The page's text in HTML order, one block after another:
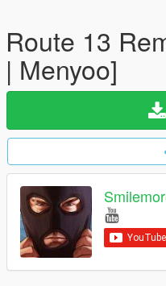
Route 13
| Menyoo]